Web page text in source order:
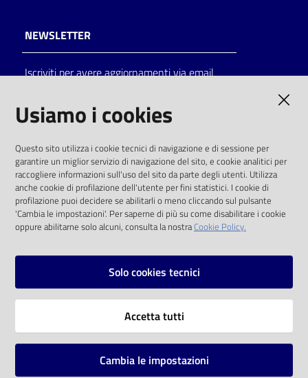
on line
Eventi
Chiedi al
bibliotecario
Avvisi
NEWSLETTER
Iscriviti per avere aggiornamenti via email
solo alle condizioni previste dalla direttiva
comunitaria 2003/98/CE e dal d.lgs. 36/2006
SOCIAL
Instagram
Vai alla pagina
Usiamo i cookies
Questo sito utilizza i cookie tecnici di navigazione e di sessione per
garantire un miglior servizio di navigazione del sito, e cookie analitici per
raccogliere informazioni sull'uso del sito da parte degli utenti. Utilizza
anche cookie di profilazione dell'utente per fini statistici. I cookie di
profilazione puoi decidere se abilitarli o meno cliccando sul pulsante
'Cambia le impostazioni'. Per saperne di più su come disabilitare i cookie
oppure abilitarne solo alcuni, consulta la nostraCookie Policy.
Solo cookies tecnici
Accetta tutti
Cambia le impostazioni